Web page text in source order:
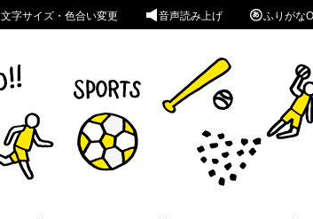
文字サイズ・色合い変更 音声読み上げ ふりがな